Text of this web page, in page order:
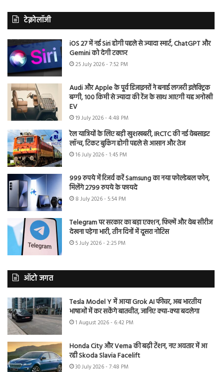
टेक्नोलॉजी
iOS 27 में नई Siri होगी पहले से ज्यादा स्मार्ट, ChatGPT और
Gemini को देगी टक्कर
25 July 2026 - 7:52 PM
Audi और Apple के पूर्व डिजाइनरों ने बनाई लग्जरी इलेक्ट्रिक
बग्गी, 100 किमी से ज्यादा की रेंज के साथ आएगी यह अनोखी
EV
19 July 2026 - 4:48 PM
रेल यात्रियों के लिए बड़ी खुशखबरी, IRCTC की नई वेबसाइट
लॉन्च, टिकट बुकिंग होगी पहले से आसान और तेज
16 July 2026 - 1:45 PM
999 रुपये में रिजर्व करें Samsung का नया फोल्डेबल फोन,
मिलेंगे 2799 रुपये के फायदे
8 July 2026 - 5:54 PM
Telegram पर सरकार का बड़ा एक्शन, फिल्में और वेब सीरीज
देखना पड़ेगा भारी, तीन दिनों में दूसरा नोटिस
5 July 2026 - 2:25 PM
ऑटो जगत
Tesla Model Y में आया Grok AI फीचर, अब भारतीय
भाषाओं में कर सकेंगे बातचीत, जानिए क्या-क्या बदलेगा
1 August 2026 - 6:42 PM
Honda City और Verna की बढ़ी टेंशन, नए अवतार में आ
रही Skoda Slavia Facelift
30 July 2026 - 7:48 PM